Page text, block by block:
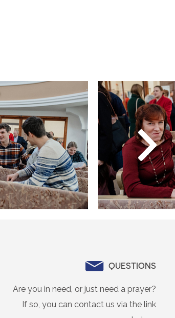
QUESTIONS
Are you in need, or just need a prayer?
If so, you can contact us via the link